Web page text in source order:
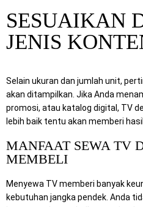
SESUAIKAN
JENIS
Selain ukuran dan jumlah unit,
akan ditampilkan. Jika Anda
promosi, atau katalog digital, TV
lebih baik tentu akan memberi
MANFAAT SEWA TV
MEMBELI
Menyewa TV memberi banyak
kebutuhan jangka pendek. Anda